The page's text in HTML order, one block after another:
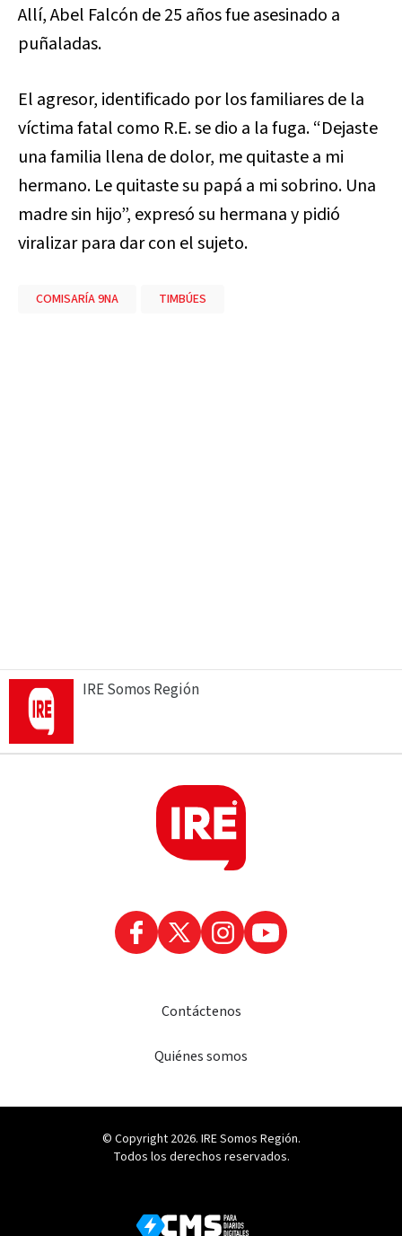
Allí, Abel Falcón de 25 años fue asesinado a
puñaladas.
El agresor, identificado por los familiares de la
víctima fatal como R.E. se dio a la fuga. “Dejaste
una familia llena de dolor, me quitaste a mi
hermano. Le quitaste su papá a mi sobrino. Una
madre sin hijo”, expresó su hermana y pidió
viralizar para dar con el sujeto.
COMISARÍA 9NA TIMBÚES
IRE Somos Región
Contáctenos
Quiénes somos
© Copyright 2026. IRE Somos Región.
Todos los derechos reservados.